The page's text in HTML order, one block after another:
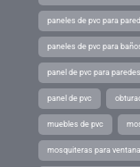
paneles de pvc para
paneles de pvc para
panel de pvc para paredes
panel de pvc
muebles de pvc
mosquiteras para